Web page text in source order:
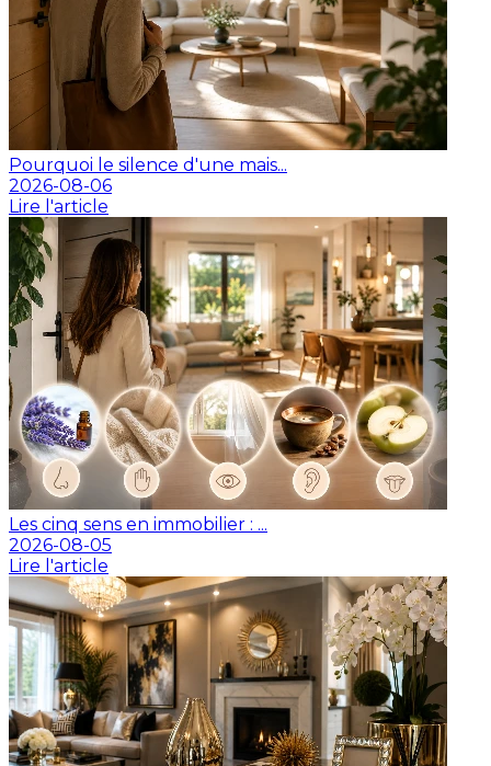
Pourquoi le silence d'une mais...
2026-08-06
Lire l'article
Les cinq sens en immobilier : ...
2026-08-05
Lire l'article